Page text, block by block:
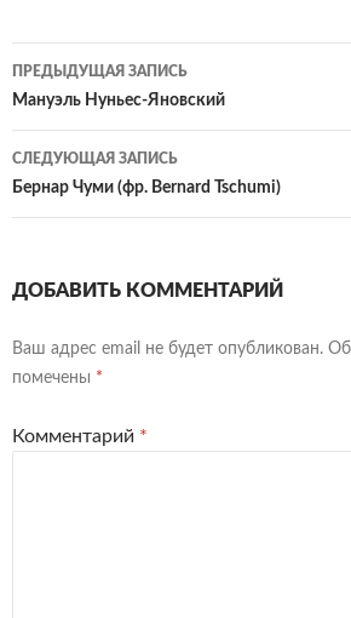
Навигация
по
записям
ПРЕДЫДУЩАЯ ЗАПИСЬ
Мануэль Нуньес-Яновский
СЛЕДУЮЩАЯ ЗАПИСЬ
Бернар Чуми (фр. Bernard Tschumi)
ДОБАВИТЬ КОММЕНТАРИЙ
Ваш адрес email не будет опубликован.
помечены *
Комментарий *